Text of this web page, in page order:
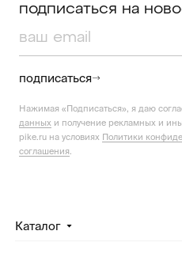
подписаться на
подписаться
Нажимая «Подписаться», я даю
данных и получение рекламных и
pike.ru на условиях Политики
соглашения
Каталог